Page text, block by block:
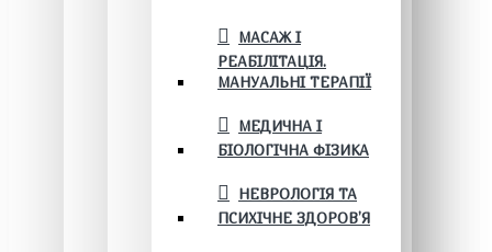
МАСАЖ І
РЕАБІЛІТАЦІЯ.
МАНУАЛЬНІ ТЕРАПІЇ
МЕДИЧНА І
БІОЛОГІЧНА ФІЗИКА
НЕВРОЛОГІЯ ТА
ПСИХІЧНЕ ЗДОРОВ’Я